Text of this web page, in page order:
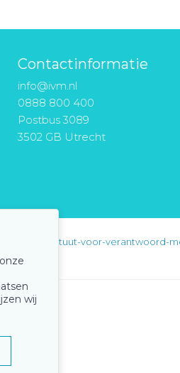
Contactinformatie
info@ivm.nl
0888 800 400
Postbus 3089
3502 GB Utrecht
instituut-voor-verantwoord-
wij